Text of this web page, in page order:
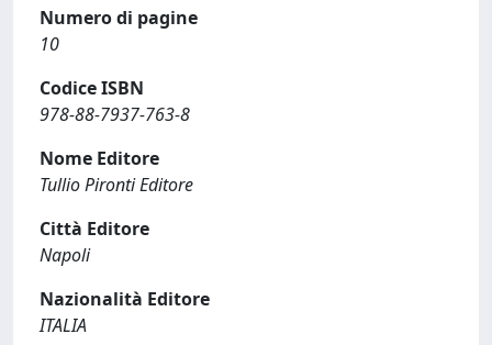
Numero di pagine
10
Codice ISBN
978-88-7937-763-8
Nome Editore
Tullio Pironti Editore
Città Editore
Napoli
Nazionalità Editore
ITALIA